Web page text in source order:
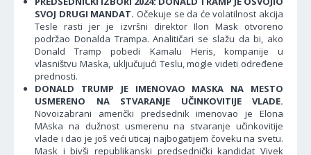
SVOJ DRUGI MANDAT. Očekuje se da će volatilnost akcija
Tesle rasti jer je izvršni direktor Ilon Mask otvoreno
podržao Donalda Trampa. Analitičari se slažu da bi, ako
Donald Tramp pobedi Kamalu Heris, kompanije u
vlasništvu Maska, uključujući Teslu, mogle videti određene
prednosti.
DONALD TRUMP JE IMENOVAO MASKA NA MESTO
USMERENO NA STVARANJE UČINKOVITIJE VLADE.
Novoizabrani američki predsednik imenovao je Elona
MAska na dužnost usmerenu na stvaranje učinkovitije
vlade i dao je još veći uticaj najbogatijem čoveku na svetu.
Mask i bivši republikanski predsednički kandidat Vivek